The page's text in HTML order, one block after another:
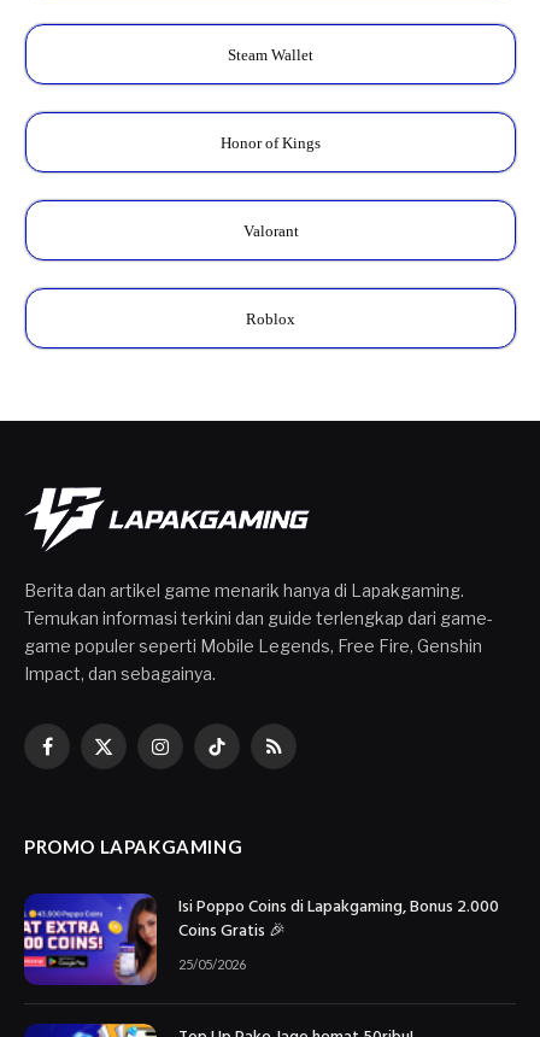
Steam Wallet
Honor of Kings
Valorant
Roblox
Berita dan artikel game menarik hanya di Lapakgaming.
Temukan informasi terkini dan guide terlengkap dari game-
game populer seperti Mobile Legends, Free Fire, Genshin
Impact, dan sebagainya.
Facebook
X
InstagramTikTokRSS
PROMO LAPAKGAMING
Isi Poppo Coins di Lapakgaming, Bonus 2.000
Coins Gratis 🎉
25/05/2026